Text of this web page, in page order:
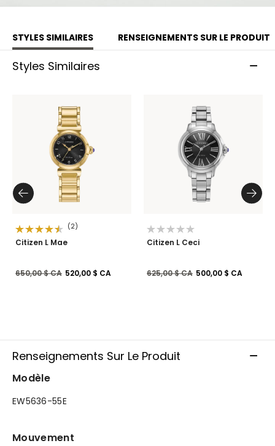
STYLES SIMILAIRES RENSEIGNEMENTS SUR LE PRODUIT
Styles Similaires
(2)
Citizen L Mae
Prix réduit de
650,00 $ CAà520,00 $ CA
Citizen L Ceci
Prix réduit de
625,00 $ CAà500,00 $ CA
Renseignements Sur Le Produit
Modèle
EW5636-55E
Mouvement